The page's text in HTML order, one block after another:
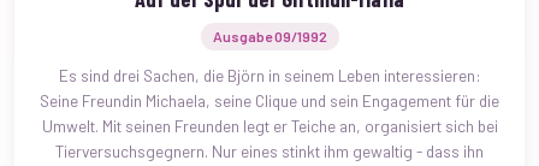
Ausgabe 09/1992
Es sind drei Sachen, die Björn in seinem Leben interessieren:
Seine Freundin Michaela, seine Clique und sein Engagement für die
Umwelt. Mit seinen Freunden legt er Teiche an, organisiert sich bei
Tierversuchsgegnern. Nur eines stinkt ihm gewaltig - dass ihn